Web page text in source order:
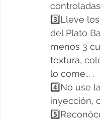
3️⃣Lleve
del Plato
menos 3
textura,
lo come... .
4️⃣No use
inyección,